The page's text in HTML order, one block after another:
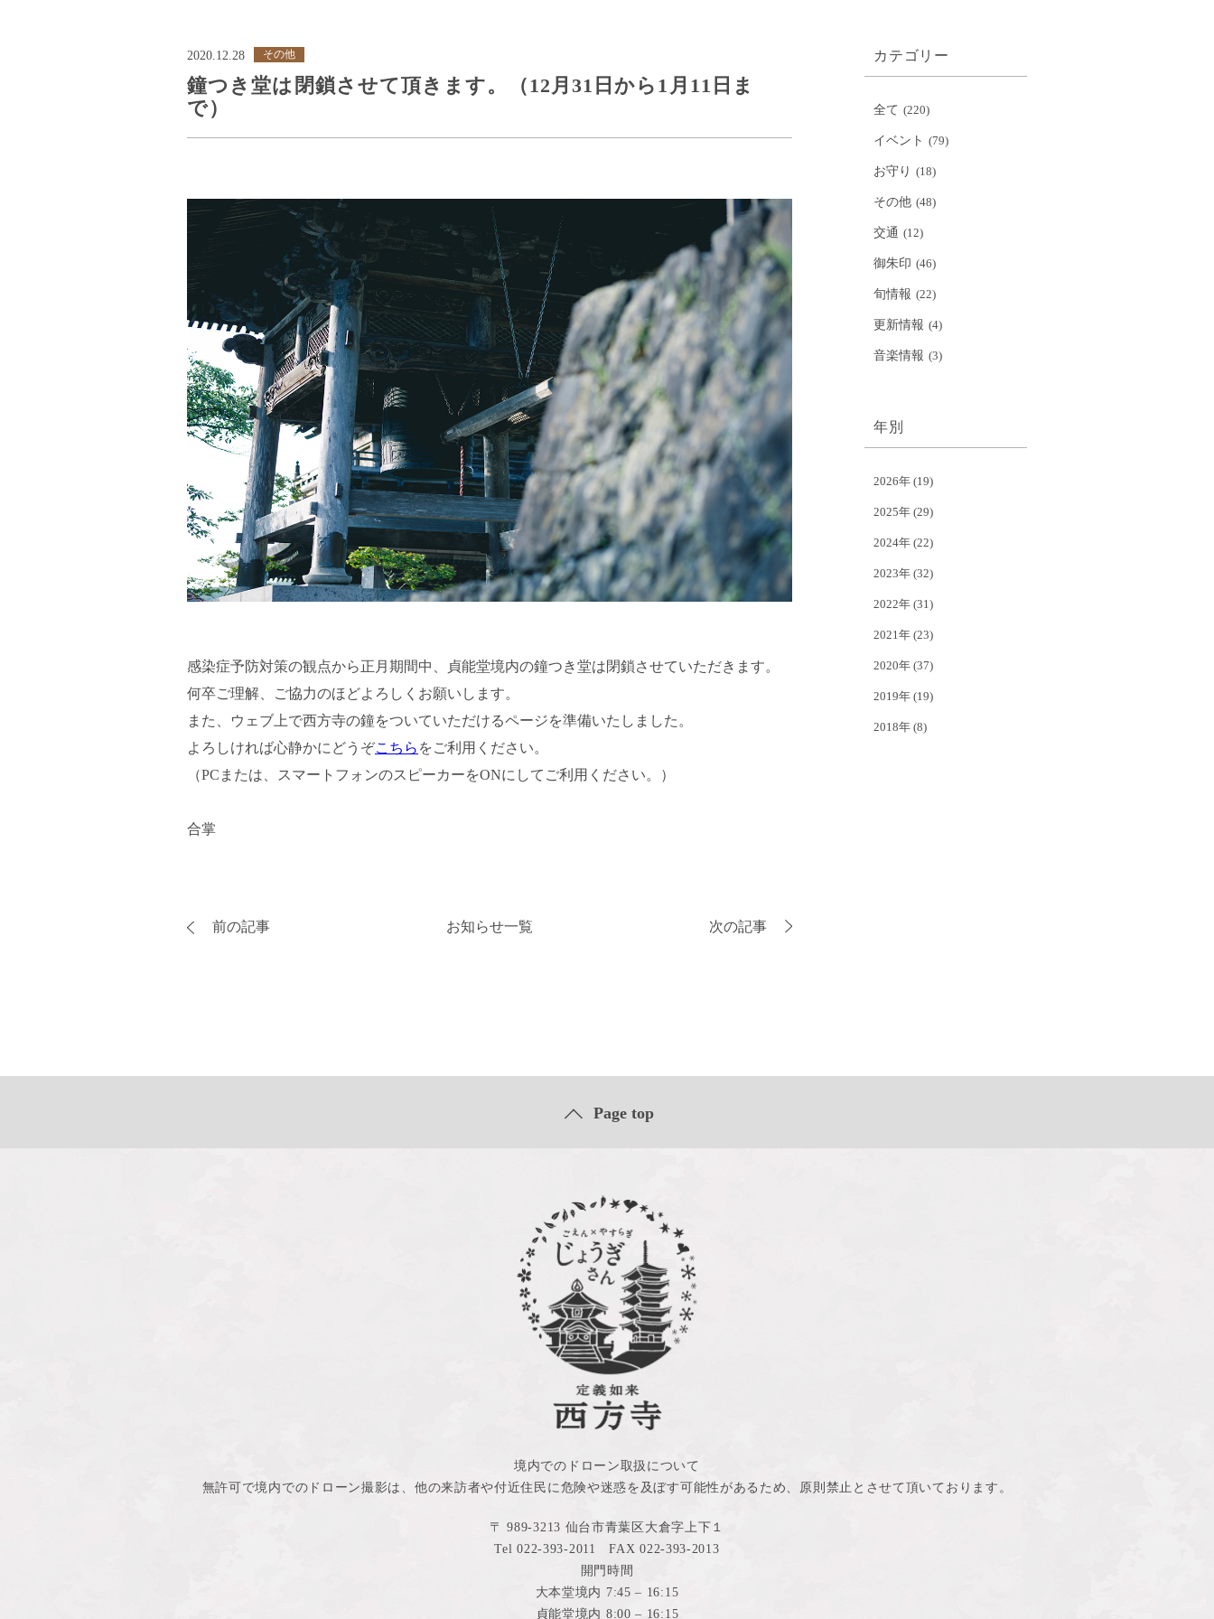
2020.12.28 その他
鐘つき堂は閉鎖させて頂きます。（12月31日から1月11日ま
で）
感染症予防対策の観点から正月期間中、貞能堂境内の鐘つき堂は閉鎖させていただきます。
何卒ご理解、ご協力のほどよろしくお願いします。
また、ウェブ上で西方寺の鐘をついていただけるページを準備いたしました。
よろしければ心静かにどうぞこちら をご利用ください。
（PCまたは、スマートフォンのスピーカーをONにしてご利用ください。）
合掌
前の記事 お知らせ一覧 次の記事
カテゴリー
全て (220)
イベント (79)
お守り (18)
その他 (48)
交通 (12)
御朱印 (46)
旬情報 (22)
更新情報 (4)
音楽情報 (3)
年別
2026年 (19)
2025年 (29)
2024年 (22)
2023年 (32)
2022年 (31)
2021年 (23)
2020年 (37)
2019年 (19)
2018年 (8)
Page top
境内でのドローン取扱について
無許可で境内でのドローン撮影は、他の来訪者や付近住民に危険や迷惑を及ぼす可能性があるため、原則禁止とさせて頂いております。
〒 989-3213 仙台市青葉区大倉字上下１
Tel 022-393-2011 FAX 022-393-2013
開門時間
大本堂境内 7:45 – 16:15
貞能堂境内 8:00 – 16:15